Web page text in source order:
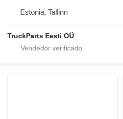
Estonia, Tallinn
TruckParts Eesti OÜ